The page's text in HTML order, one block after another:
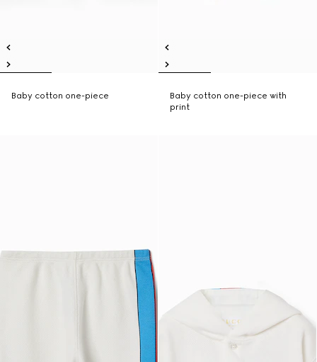
Baby cotton one-piece
Baby cotton one-piece with
print